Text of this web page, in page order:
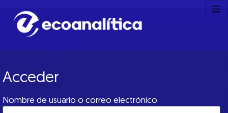
Acceder
Nombre de usuario o correo electrónico